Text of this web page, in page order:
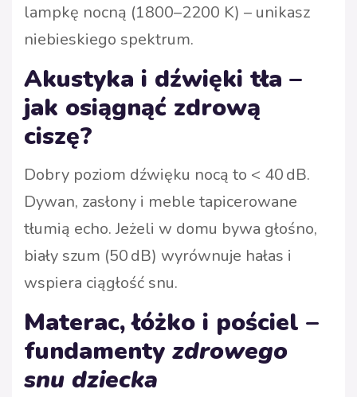
lampkę nocną (1800–2200 K) – unikasz
niebieskiego spektrum.
Akustyka i dźwięki tła –
jak osiągnąć zdrową
ciszę?
Dobry poziom dźwięku nocą to < 40 dB.
Dywan, zasłony i meble tapicerowane
tłumią echo. Jeżeli w domu bywa głośno,
biały szum (50 dB) wyrównuje hałas i
wspiera ciągłość snu.
Materac, łóżko i pościel –
fundamenty zdrowego
snu dziecka